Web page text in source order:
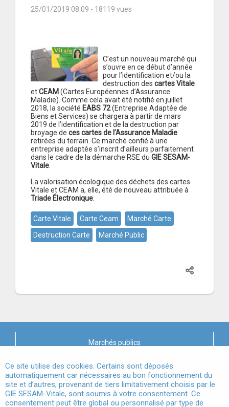
25/01/2019 08:09 - 18119 vues
C’est un nouveau marché qui
s’ouvre en ce début d’année
pour l’identification et/ou la
destruction des cartes Vitale
etCEAM (Cartes Européennes d’Assurance
Maladie). Comme cela avait été notifié en juillet
2018, la société EABS 72(Entreprise Adaptée de
Biens et Services) se chargera à partir de mars
2019 de l’identification et de la destruction par
broyage de ces cartes de l’Assurance Maladie
retirées du terrain. Ce marché confié à une
entreprise adaptée s’inscrit d’ailleurs parfaitement
dans le cadre de la démarche RSE du GIE SESAM-
Vitale.
La valorisation écologique des déchets des cartes
Vitale et CEAM a, elle, été de nouveau attribuée à
Triade Électronique.
Carte Vitale Carte Ceam
Marché Carte
Destruction Carte
Marché Public
Marchés publics
Mentions légales
Conditions Générales d'Utilisation
Ce site utilise des cookies. Certains sont déposés
automatiquement car nécessaires au bon fonctionnement du
site et d’autres, provenant de tiers limitativement choisis par le
GIE SESAM-Vitale, sont soumis à votre consentement. Ce
consentement peut être global ou personnalisé par type de